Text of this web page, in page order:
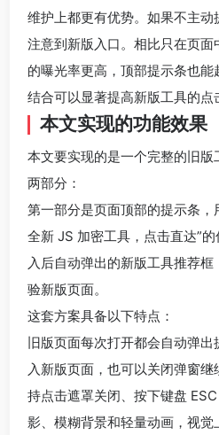
维护上都更有优势。如果不主
注意到新版入口。相比只在页
的曝光率更高，顶部提示条也
结合可以显著提高新版工具的点
本文实现的功能效果
本文要实现的是一个完整的旧
两部分：
第一部分是页面顶部的提示条，
全新 JS 加密工具，点击直达”
入后自动弹出的新版工具推荐
验新版页面。
这套方案具备以下特点：
旧版页面每次打开都会自动弹
入新版页面，也可以关闭弹窗
持点击遮罩关闭、按下键盘
影、模糊背景和轻量动画，视